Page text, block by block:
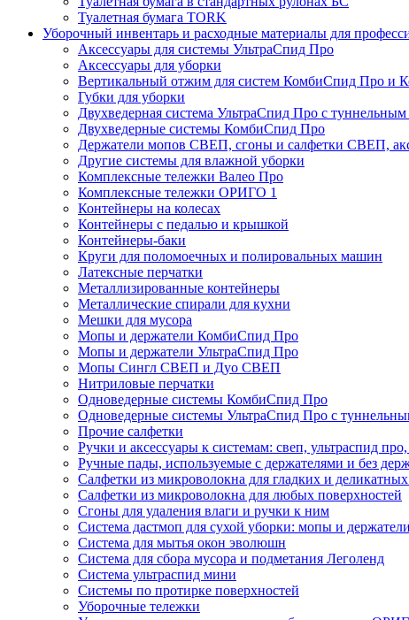
Туалетная бумага TORK
Уборочный инвентарь и расходные материалы для
Аксессуары для системы УльтраСпид Про
Аксессуары для уборки
Вертикальный отжим для систем КомбиСпид Про и
Губки для уборки
Двухведерная система УльтраСпид Про с
Двухведерные системы КомбиСпид Про
Держатели мопов СВЕП, сгоны и салфетки СВЕП,
Другие системы для влажной уборки
Комплексные тележки Валео Про
Комплексные тележки ОРИГО 1
Контейнеры на колесах
Контейнеры с педалью и крышкой
Контейнеры-баки
Круги для поломоечных и полировальных машин
Латексные перчатки
Металлизированные контейнеры
Металлические спирали для кухни
Мешки для мусора
Мопы и держатели КомбиСпид Про
Мопы и держатели УльтраСпид Про
Мопы Сингл СВЕП и Дуо СВЕП
Нитриловые перчатки
Одноведерные системы КомбиСпид Про
Одноведерные системы УльтраСпид Про с
Прочие салфетки
Ручки и аксессуары к системам: свеп, ультраспид
Ручные пады, используемые с держателями и без
Салфетки из микроволокна для гладких и
Салфетки из микроволокна для любых поверхностей
Сгоны для удаления влаги и ручки к ним
Система дастмоп для сухой уборки: мопы и держатели
Система для мытья окон эволюшн
Система для сбора мусора и подметания Леголенд
Система ультраспид мини
Системы по протирке поверхностей
Уборочные тележки